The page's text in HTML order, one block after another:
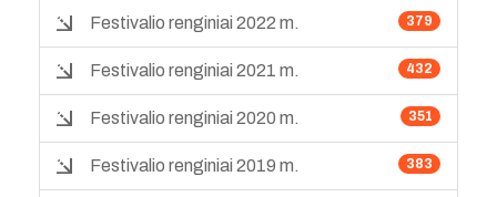
379
Festivalio renginiai 2022 m.
432
Festivalio renginiai 2021 m.
351
Festivalio renginiai 2020 m.
383
Festivalio renginiai 2019 m.